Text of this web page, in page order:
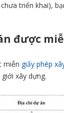
triển khai),
được
miễn giấy phép
xây dựng.